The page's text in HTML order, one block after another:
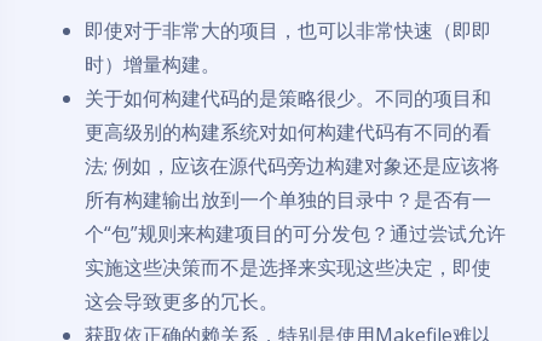
即使对于非常大的项目，也可以非常快速（即即
时）增量构建。
关于如何构建代码的是策略很少。不同的项目和
更高级别的构建系统对如何构建代码有不同的看
法; 例如，应该在源代码旁边构建对象还是应该将
所有构建输出放到一个单独的目录中？是否有一
个“包”规则来构建项目的可分发包？通过尝试允许
实施这些决策而不是选择来实现这些决定，即使
这会导致更多的冗长。
获取依正确的赖关系，特别是使用Makefile难以